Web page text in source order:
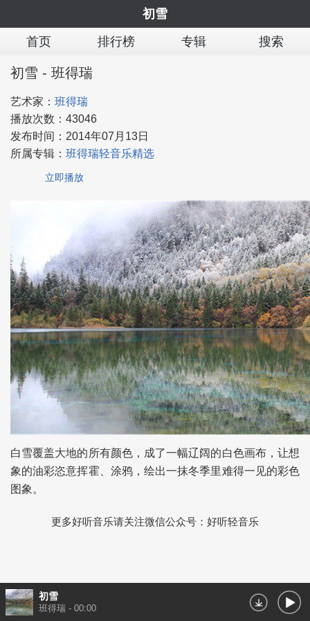
初雪
首页
排行榜 专辑 搜索
初雪 - 班得瑞
艺术家： 班得瑞
播放次数： 43046
发布时间： 2014年07月13日
所属专辑： 班得瑞轻音乐精选
立即播放
白雪覆盖大地的所有颜色，成了一幅辽阔的白色画布，让想
象的油彩恣意挥霍、涂鸦，绘出一抹冬季里难得一见的彩色
图象。
更多好听音乐请关注微信公众号：好听轻音乐
初雪
班得瑞 - 00:00